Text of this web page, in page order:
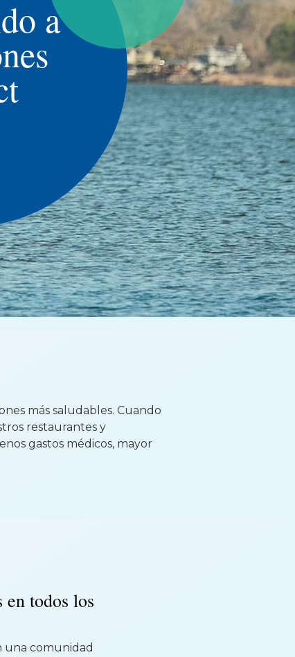
a
más saludables. Cuando
restaurantes y
gastos médicos, mayor
en todos los
una comunidad